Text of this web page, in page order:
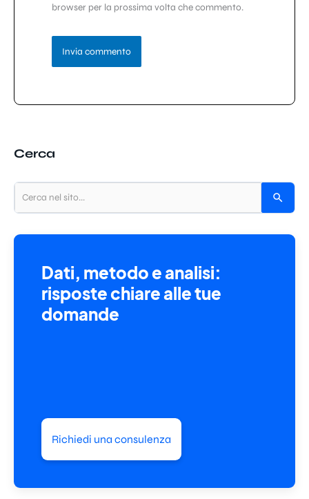
browser per la prossima volta che commento.
Cerca
Dati, metodo e analisi:
risposte chiare alle tue
domande
Richiedi una consulenza